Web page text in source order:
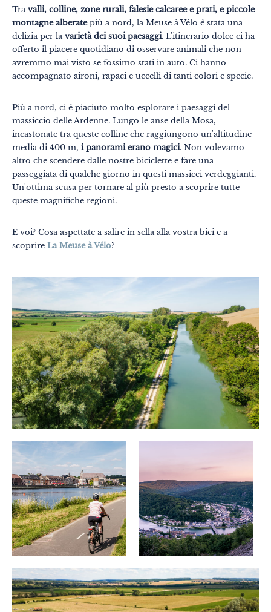
Tra valli, colline, zone rurali, falesie calcaree e prati, e piccole
montagne alberatepiù a nord, la Meuse à Vélo è stata una
delizia per la varietà dei suoi paesaggi. L'itinerario dolce ci ha
offerto il piacere quotidiano di osservare animali che non
avremmo mai visto se fossimo stati in auto. Ci hanno
accompagnato aironi, rapaci e uccelli di tanti colori e specie.
Più a nord, ci è piaciuto molto esplorare i paesaggi del
massiccio delle Ardenne. Lungo le anse della Mosa,
incastonate tra queste colline che raggiungono un'altitudine
media di 400 m, i panorami erano magici. Non volevamo
altro che scendere dalle nostre biciclette e fare una
passeggiata di qualche giorno in questi massicci verdeggianti.
Un'ottima scusa per tornare al più presto a scoprire tutte
queste magnifiche regioni.
E voi? Cosa aspettate a salire in sella alla vostra bici e a
scoprire La Meuse à Vélo?